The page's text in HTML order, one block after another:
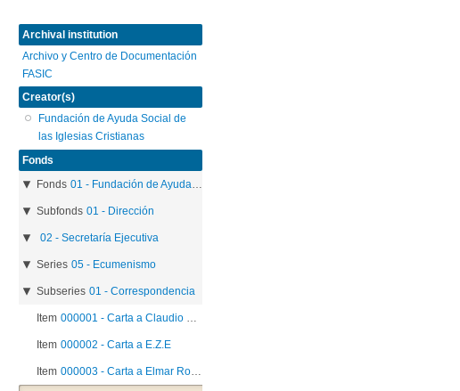
Archival institution
Archivo y Centro de Documentación
FASIC
Creator(s)
Fundación de Ayuda Social de
las Iglesias Cristianas
Fonds
Fonds 01 - Fundación de Ayuda Social de las Iglesias Cristianas
Subfonds 01 - Dirección
02 - Secretaría Ejecutiva
Series 05 - Ecumenismo
Subseries 01 - Correspondencia
Item 000001 - Carta a Claudio Gonzalez
Item 000002 - Carta a E.Z.E
Item 000003 - Carta a Elmar Rompczyk